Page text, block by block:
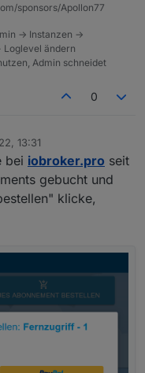
auch schon generiert
Leider startet
Ausrufezeichen
sponsors/Apollon77
-> Instanzen ->
Loglevel ändern
Admin schneidet
0
13:31
bei iobroker.pro seit
gebucht und
klicke,